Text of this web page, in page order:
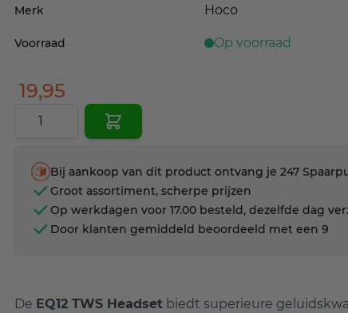
Merk Hoco
Voorraad Op voorraad
19,95
Aantal
Bij aankoop van dit product ontvang je 247
Groot assortiment, scherpe prijzen
Op werkdagen voor 17.00 besteld, dezelfde dag
Door klanten gemiddeld beoordeeld met een 9
De EQ12 TWS Headset biedt superieure